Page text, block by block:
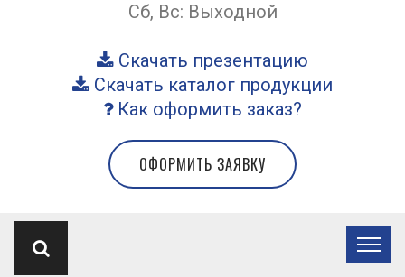
Сб, Вс: Выходной
Скачать презентацию
Скачать каталог продукции
Как оформить заказ?
ОФОРМИТЬ ЗАЯВКУ